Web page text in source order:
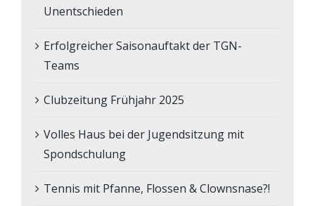
Unentschieden
Erfolgreicher Saisonauftakt der TGN-
Teams
Clubzeitung Frühjahr 2025
Volles Haus bei der Jugendsitzung mit
Spondschulung
Tennis mit Pfanne, Flossen & Clownsnase?!